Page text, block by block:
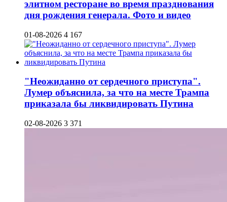
элитном ресторане во время празднования
дня рождения генерала. Фото и видео
01-08-2026 4 167
"Неожиданно от сердечного приступа".
Лумер объяснила, за что на месте Трампа
приказала бы ликвидировать Путина
02-08-2026 3 371